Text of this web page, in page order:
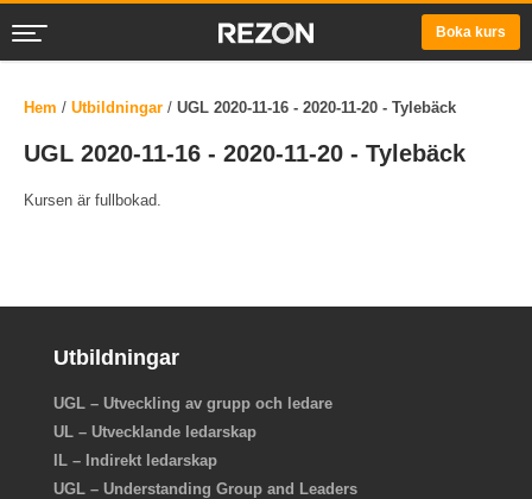
Boka kurs
Hem / Utbildningar / UGL 2020-11-16 - 2020-11-20 - Tylebäck
UGL 2020-11-16 - 2020-11-20 - Tylebäck
Kursen är fullbokad.
Utbildningar
UGL – Utveckling av grupp och ledare
UL – Utvecklande ledarskap
IL – Indirekt ledarskap
UGL – Understanding Group and Leaders